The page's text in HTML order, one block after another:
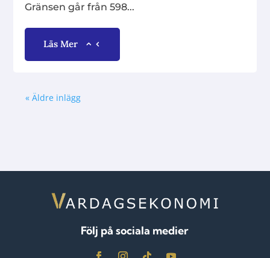
Gränsen går från 598...
Läs Mer
« Äldre inlägg
Följ på sociala medier